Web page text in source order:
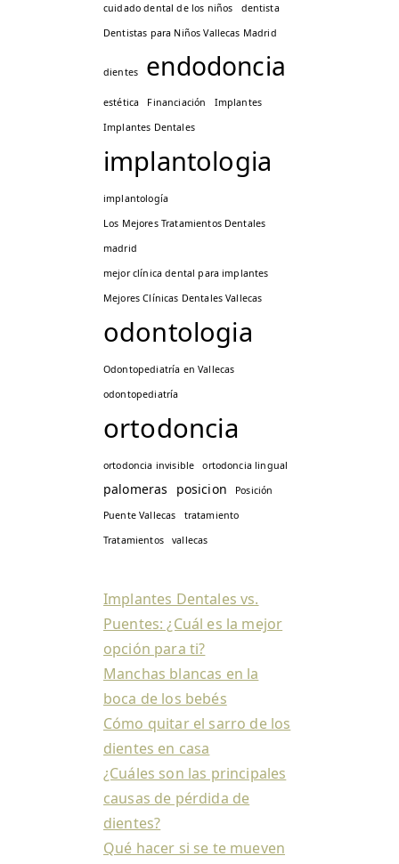
cuidado dental de los niños
dentista
Dentistas para Niños Vallecas Madrid
dientes endodoncia
estética Financiación
Implantes
Implantes Dentales
implantologia
implantología
Los Mejores Tratamientos Dentales
madrid
mejor clínica dental para implantes
Mejores Clínicas Dentales Vallecas
odontologia
Odontopediatría en Vallecas
odontopediatría
ortodoncia
ortodoncia invisible ortodoncia lingual
palomeras posicion
Posición
Puente Vallecas
tratamiento
Tratamientos
vallecas
Implantes Dentales vs.
Puentes: ¿Cuál es la mejor
opción para ti?
Manchas blancas en la
boca de los bebés
Cómo quitar el sarro de los
dientes en casa
¿Cuáles son las principales
causas de pérdida de
dientes?
Qué hacer si se te mueven